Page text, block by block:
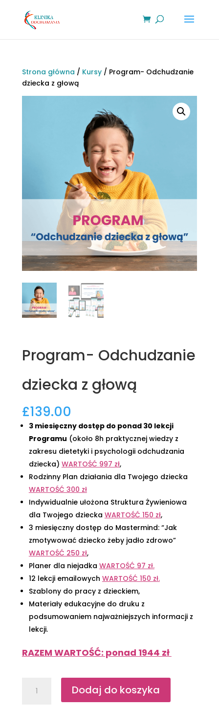
Strona główna / Kursy/ Program- Odchudzanie
dziecka z głową
Program- Odchudzanie
dziecka z głową
£139.00
3 miesięczny dostęp do ponad 30 lekcji
Programu (około 8h praktycznej wiedzy z
zakresu dietetyki i psychologii odchudzania
dziecka) WARTOŚĆ 997 zł,
Rodzinny Plan działania dla Twojego dziecka
WARTOŚĆ 300 zł
Indywidualnie ułożona Struktura Żywieniowa
dla Twojego dziecka WARTOŚĆ 150 zł,
3 miesięczny dostęp do Mastermind: “Jak
zmotywować dziecko żeby jadło zdrowo”
WARTOŚĆ 250 zł,
Planer dla niejadka WARTOŚĆ 97 zł.
12 lekcji emailowych WARTOŚĆ 150 zł.
Szablonydo pracy z dzieckiem,
Materiały edukacyjne do druku z
podsumowaniem najważniejszych informacji z
lekcji.
RAZEM WARTOŚĆ: ponad 1944 zł
Program-
Odchudzanie
Dodaj do koszyka